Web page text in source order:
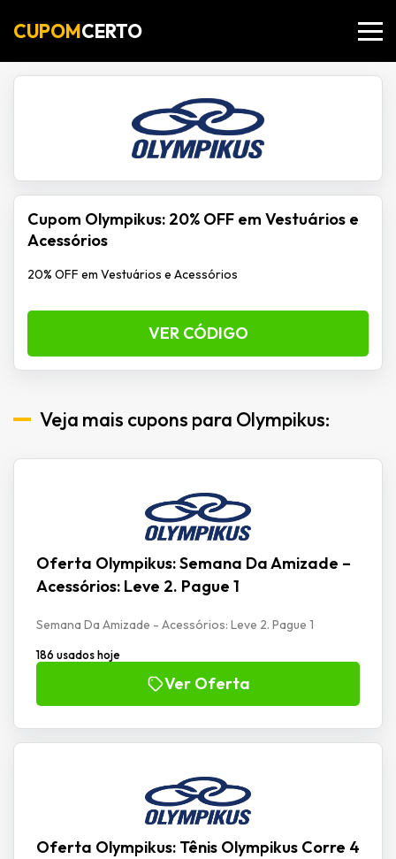
CUPOMCERTO
Cupom Olympikus: 20% OFF em Vestuários e
Acessórios
20% OFF em Vestuários e Acessórios
VER CÓDIGO
Veja mais cupons para Olympikus:
Oferta Olympikus: Semana Da Amizade –
Acessórios: Leve 2. Pague 1
Semana Da Amizade - Acessórios: Leve 2. Pague 1
186 usados hoje
Ver Oferta
Oferta Olympikus: Tênis Olympikus Corre 4